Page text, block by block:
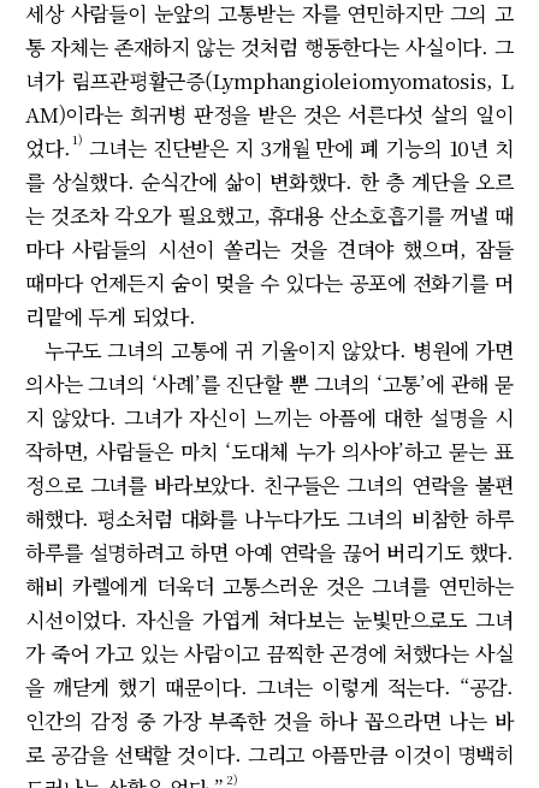
세상 사람들이 눈앞의 고통받는 자를 연민하지만 그의 고
통 자체는 존재하지 않는 것처럼 행동한다는 사실이다. 그
녀가 림프관평활근증(Lymphangioleiomyomatosis, L
AM)이라는 희귀병 판정을 받은 것은 서른다섯 살의 일이
었다. 1) 그녀는 진단받은 지 3개월 만에 폐 기능의 10년 치
를 상실했다. 순식간에 삶이 변화했다. 한 층 계단을 오르
는 것조차 각오가 필요했고, 휴대용 산소호흡기를 꺼낼 때
마다 사람들의 시선이 쏠리는 것을 견뎌야 했으며, 잠들
때마다 언제든지 숨이 멎을 수 있다는 공포에 전화기를 머
리맡에 두게 되었다.
누구도 그녀의 고통에 귀 기울이지 않았다. 병원에 가면
의사는 그녀의 ‘사례’를 진단할 뿐 그녀의 ‘고통’에 관해 묻
지 않았다. 그녀가 자신이 느끼는 아픔에 대한 설명을 시
작하면, 사람들은 마치 ‘도대체 누가 의사야’하고 묻는 표
정으로 그녀를 바라보았다. 친구들은 그녀의 연락을 불편
해했다. 평소처럼 대화를 나누다가도 그녀의 비참한 하루
하루를 설명하려고 하면 아예 연락을 끊어 버리기도 했다.
해비 카렐에게 더욱더 고통스러운 것은 그녀를 연민하는
시선이었다. 자신을 가엽게 쳐다보는 눈빛만으로도 그녀
가 죽어 가고 있는 사람이고 끔찍한 곤경에 처했다는 사실
을 깨닫게 했기 때문이다. 그녀는 이렇게 적는다. “공감.
인간의 감정 중 가장 부족한 것을 하나 꼽으라면 나는 바
로 공감을 선택할 것이다. 그리고 아픔만큼 이것이 명백히
2)